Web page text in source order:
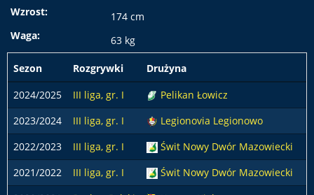
Wzrost:
174 cm
Waga:
63 kg
Sezon Rozgrywki
Drużyna
2024/2025
III liga, gr. I
Pelikan Łowicz
2023/2024
III liga, gr. I
Legionovia Legionowo
2022/2023
III liga, gr. I
Świt Nowy Dwór Mazowiecki
2021/2022
III liga, gr. I
Świt Nowy Dwór Mazowiecki